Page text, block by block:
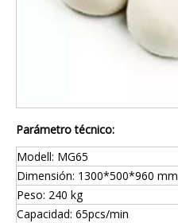
Parámetro técnico:
Modell: MG65
Dimensión: 1300*500*960 mm
Peso: 240 kg
Capacidad: 65pcs/min